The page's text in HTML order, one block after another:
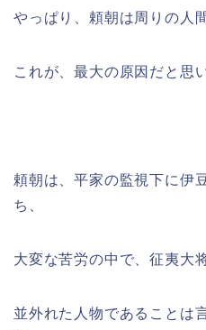
やっぱり、頼朝は周りの人
これが、最大の原因だと思
頼朝は、平家の監視下に伊
ち、
大変な苦労の中で、征夷大
並外れた人物であることは